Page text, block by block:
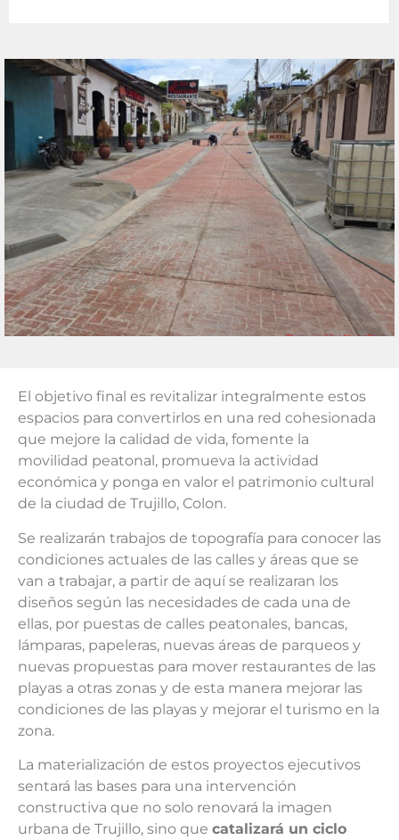
El objetivo final es revitalizar integralmente estos
espacios para convertirlos en una red cohesionada
que mejore la calidad de vida, fomente la
movilidad peatonal, promueva la actividad
económica y ponga en valor el patrimonio cultural
de la ciudad de Trujillo, Colon.
Se realizarán trabajos de topografía para conocer las
condiciones actuales de las calles y áreas que se
van a trabajar, a partir de aquí se realizaran los
diseños según las necesidades de cada una de
ellas, por puestas de calles peatonales, bancas,
lámparas, papeleras, nuevas áreas de parqueos y
nuevas propuestas para mover restaurantes de las
playas a otras zonas y de esta manera mejorar las
condiciones de las playas y mejorar el turismo en la
zona.
La materialización de estos proyectos ejecutivos
sentará las bases para una intervención
constructiva que no solo renovará la imagen
urbana de Trujillo, sino que catalizará un ciclo